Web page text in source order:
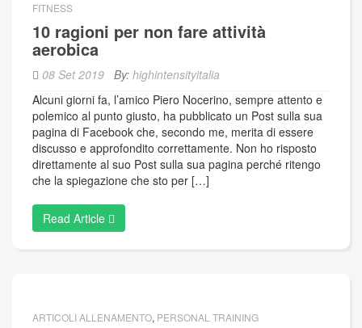
FITNESS
10 ragioni per non fare attività
aerobica
08 Set 2019 By: highintensityitalia
Alcuni giorni fa, l’amico Piero Nocerino, sempre attento e
polemico al punto giusto, ha pubblicato un Post sulla sua
pagina di Facebook che, secondo me, merita di essere
discusso e approfondito correttamente. Non ho risposto
direttamente al suo Post sulla sua pagina perché ritengo
che la spiegazione che sto per […]
Read Article
ARTICOLI ALLENAMENTO, PERSONAL TRAINING